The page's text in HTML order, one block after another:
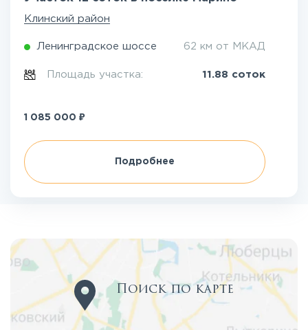
Клинский район
Ленинградское шоссе 62 км от МКАД
Площадь участка: 11.88 соток
1 085 000 ₽
Подробнее
Поиск по карте